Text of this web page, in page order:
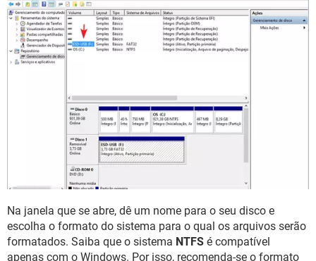
Na janela que se abre, dê um nome para o seu disco e
escolha o formato do sistema para o qual os arquivos serão
formatados. Saiba que o sistema NTFS é compatível
apenas com o Windows. Por isso, recomenda-se o formato